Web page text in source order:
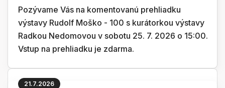
Pozývame Vás na komentovanú prehliadku
výstavy Rudolf Moško - 100 s kurátorkou výstavy
Radkou Nedomovou v sobotu 25. 7. 2026 o 15:00.
Vstup na prehliadku je zdarma.
21.7.2026